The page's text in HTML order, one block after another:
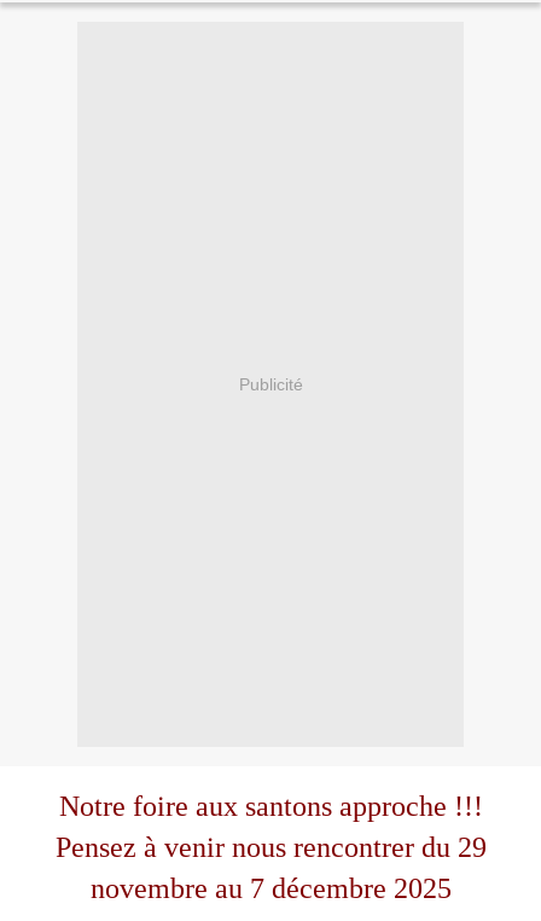
Publicité
Notre foire aux santons approche !!!
Pensez à venir nous rencontrer du 29
novembre au 7 décembre 2025